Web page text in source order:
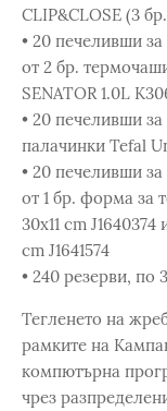
CLIP&CLOSE (3
• 20 печеливши
от 2 бр.
SENATOR 1.0L
• 20 печеливши за
палачинки Tefal
• 20 печеливши
от 1 бр. форма за
30x11 cm
cm J1641574
• 240 резерви, по
Тегленето на
рамките на
компютърна
чрез